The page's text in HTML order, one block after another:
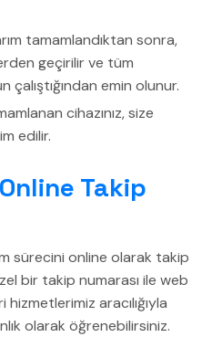
tamamlandıktan sonra,
geçirilir ve tüm
çalıştığından emin olunur.
cihazınız, size
edilir.
Takip
sürecini online olarak takip
bir takip numarası ile web
aracılığıyla
olarak öğrenebilirsiniz.